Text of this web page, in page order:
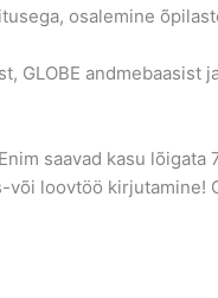
osalemine
andmebaasist
saavad kasu lõigata
loovtöö kirjutamine!